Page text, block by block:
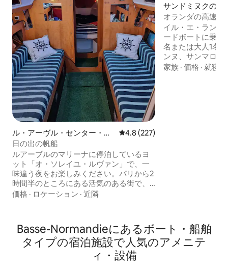
ル・アーヴル・センター・ヴ
ィルのボート・船舶
レビュー227件、5つ星中4.8つ
4.8 (227)
日の出の帆船
ルアーブルのマリーナに停泊しているヨ
ット「オ・ソレイユ・ルヴァン」で、一
味違う夜をお楽しみください。パリから2
時間半のところにある活気のある街で、
エトルタ、ドーヴィル、オンフルールか
は、2人用ベッドと2つのソファベッド、
テラスがあります。 水、コーヒー、紅茶
が含まれています。 ベッドリネンとタオ
ルが含まれています。 船内には電気、暖
価格 · ロケーション · 近隣
サンドミヌクのボ
舶
オランダの高速ボ
は数日間滞在
イル・エ・ランス
ードボートに乗っ
名または大人1名
ンヌ、サンマロ／
＝ミッシェルの間。 ランニング、サ
家族 ·価格 ·就寝
Basse-Normandieにあるボート・船舶
タイプの宿泊施設で人気のアメニテ
ィ・設備